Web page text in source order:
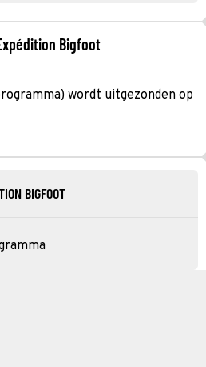
Bigfoot
wordt uitgezonden op
BIGFOOT